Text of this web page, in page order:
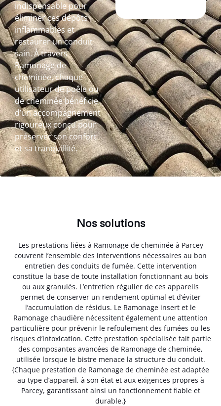
indispensable pour
éliminer ces dépôts
inflammables et
restaurer un conduit
sain. À travers
Ramonage de
cheminée, chaque
utilisateur de poêle ou
de cheminée bénéficie
d’un accompagnement
rigoureux conçu pour
préserver son confort
et sa tranquillité.
Nos solutions
Les prestations liées à Ramonage de cheminée à Parcey
couvrent l’ensemble des interventions nécessaires au bon
entretien des conduits de fumée. Cette intervention
constitue la base de toute installation fonctionnant au bois
ou aux granulés. L’entretien régulier de ces appareils
permet de conserver un rendement optimal et d’éviter
l’accumulation de résidus. Le Ramonage insert et le
Ramonage chaudière nécessitent également une attention
particulière pour prévenir le refoulement des fumées ou les
risques d’intoxication. Cette prestation spécialisée fait partie
des composantes avancées de Ramonage de cheminée,
utilisée lorsque le bistre menace la structure du conduit.
{Chaque prestation de Ramonage de cheminée est adaptée
au type d’appareil, à son état et aux exigences propres à
Parcey, garantissant ainsi un fonctionnement fiable et
durable.}